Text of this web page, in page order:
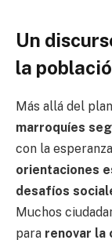
Un
la
Más allá del
marroquíes
con la
orientaciones
desafíos
Muchos
para renovar la